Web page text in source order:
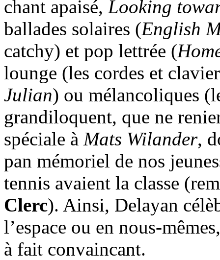
chant apaisé, Looking
ballades solaires (English
catchy) et pop lettrée (
lounge (les cordes et
Julian) ou mélancoliques
grandiloquent, que ne
spéciale à Mats Wilander,
pan mémoriel de nos
tennis avaient la classe
Clerc). Ainsi, Delayan
l’espace ou en nous-
à fait convaincant.